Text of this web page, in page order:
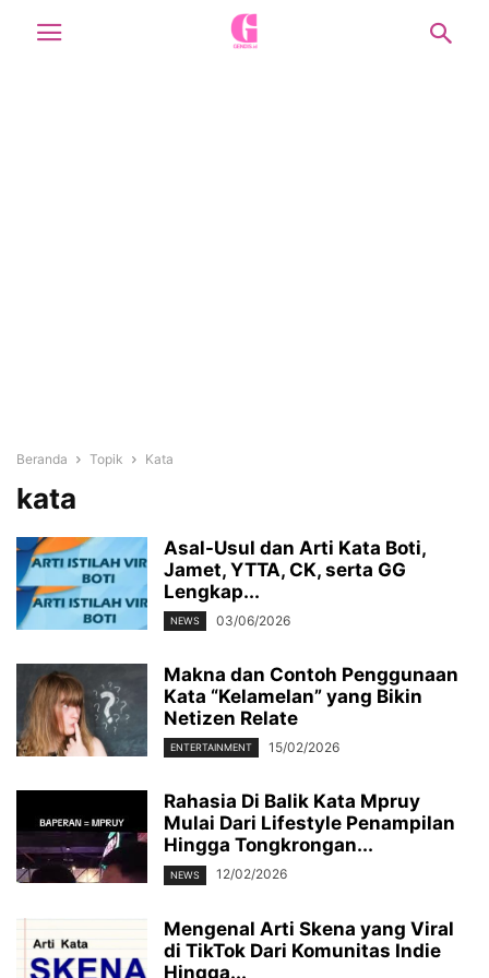
Beranda Topik Kata
kata
Asal-Usul dan Arti Kata Boti,
Jamet, YTTA, CK, serta GG
Lengkap...
NEWS 03/06/2026
Makna dan Contoh Penggunaan
Kata “Kelamelan” yang Bikin
Netizen Relate
ENTERTAINMENT 15/02/2026
Rahasia Di Balik Kata Mpruy
Mulai Dari Lifestyle Penampilan
Hingga Tongkrongan...
NEWS 12/02/2026
Mengenal Arti Skena yang Viral
di TikTok Dari Komunitas Indie
Hingga...